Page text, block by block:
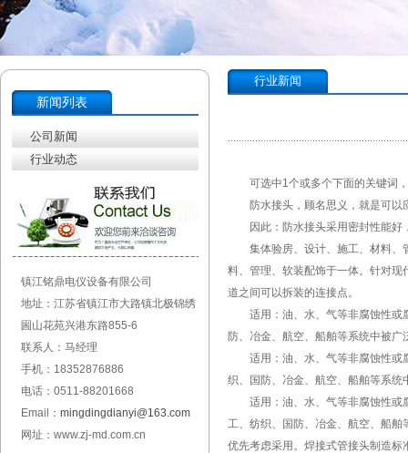
新闻列表
公司新闻
行业动态
镇江铭鼎电仪设备有限公司
地址：江苏省镇江市大路镇北极锦绣
圌山花苑兴港东路855-6
联系人：马经理
手机：18352876886
电话：0511-88201668
Email： mingdingdianyi@163.com
网址：www.zj-md.com.cn
行业新闻
可选中1个或多个下面的关键词，
防水接头，顾名思义，就是可以应
因此：防水接头采用密封性能好
集体验房、设计、施工、材料、管
料、管理、软装配饰于一体。针对现
道之间可以拆装的连接点。
适用：油、水、气等非腐蚀性或腐
防、冶金、航空、船舶等系统中被
适用：油、水、气等非腐蚀性或腐
织、国防、冶金、航空、船舶等系
适用：油、水、气等非腐蚀性或腐
工、纺织、国防、冶金、航空、船
优先考虑采用。焊接式管接头制造标